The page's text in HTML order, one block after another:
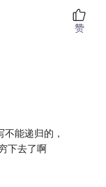
能递归的，
下去了啊
赞